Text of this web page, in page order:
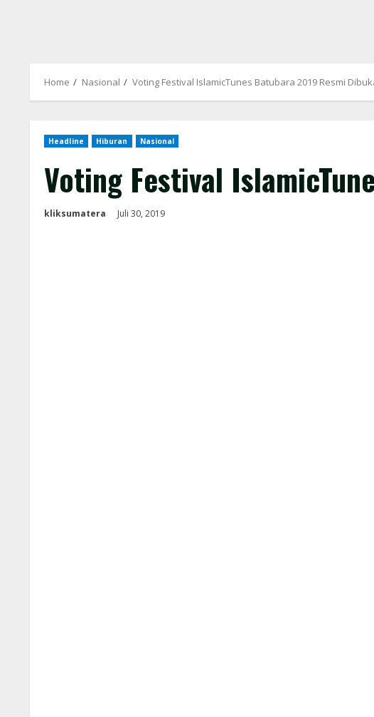
Home Nasional Voting Festival IslamicTunes Batubara 2019 Resmi
Headline Hiburan Nasional
Voting Festival
kliksumatera Juli 30, 2019